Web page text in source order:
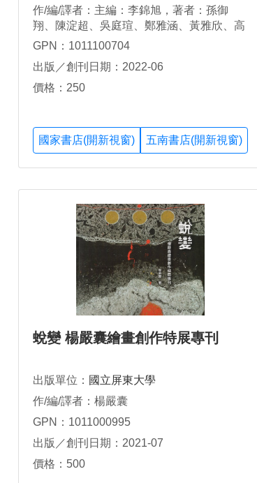
作/編/譯者：主編：李錦旭，著者：孫御
翔、陳淀超、吳庭瑄、鄭雅涵、黃雅欣、高
遠誠、林芷琦、湯博偉、張景丞、黃彥儐。
GPN：1011100704
出版／創刊日期：2022-06
價格：250
國家書店(開新視窗) 五南書店(開新視窗)
蛻變 楊嚴囊繪畫創作特展專刊
出版單位： 國立屏東大學
作/編/譯者：楊嚴囊
GPN：1011000995
出版／創刊日期：2021-07
價格：500